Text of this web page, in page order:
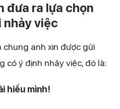
đưa ra lựa chọn
nhảy việc
chung anh xin được gửi
có ý định nhảy việc, đó là:
hiểu mình!